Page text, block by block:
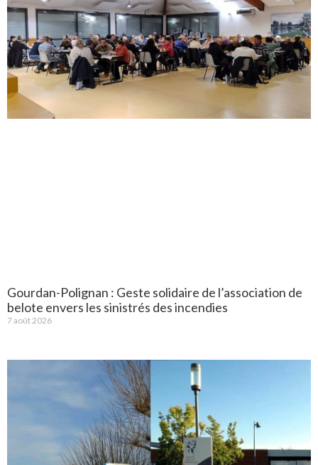
Gourdan-Polignan : Geste solidaire de l’association de
belote envers les sinistrés des incendies
7 août 2026